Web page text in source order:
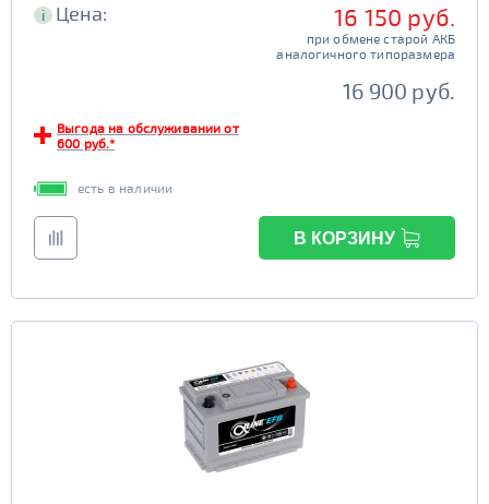
i Цена: 16 150 руб.
при обмене старой АКБ
аналогичного типоразмера
16 900 руб.
Выгода на обслуживании от
600 руб.*
есть в наличии
В КОРЗИНУ